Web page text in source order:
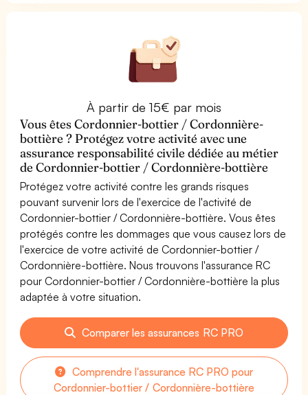
À partir de 15€ par mois
Vous êtes Cordonnier-bottier / Cordonnière-
bottière ? Protégez votre activité avec une
assurance responsabilité civile dédiée au métier
de Cordonnier-bottier / Cordonnière-bottière
Protégez votre activité contre les grands risques
pouvant survenir lors de l'exercice de l'activité de
Cordonnier-bottier / Cordonnière-bottière. Vous êtes
protégés contre les dommages que vous causez lors de
l'exercice de votre activité de Cordonnier-bottier /
Cordonnière-bottière. Nous trouvons l'assurance RC
pour Cordonnier-bottier / Cordonnière-bottière la plus
adaptée à votre situation.
Comparer les assurances RC PRO
Comprendre l'assurance RC PRO pour
Cordonnier-bottier / Cordonnière-bottière